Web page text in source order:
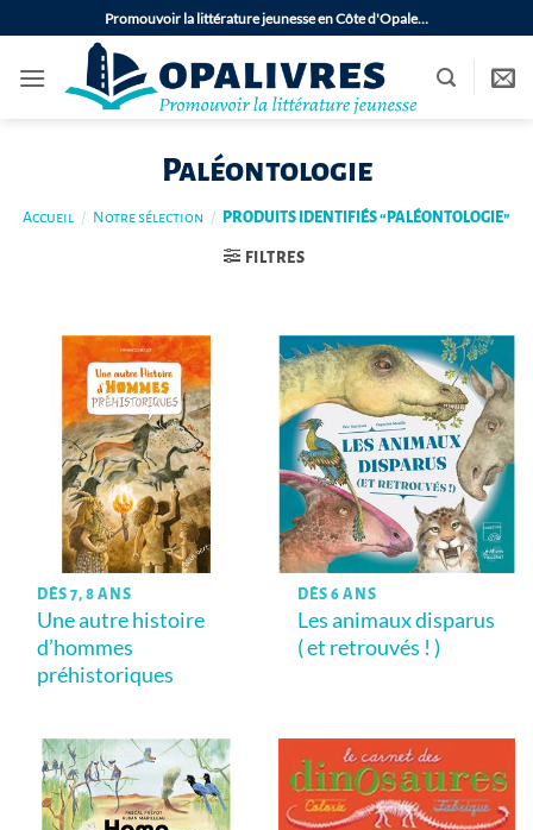
au
contenu
Promouvoir la littérature jeunesse en Côte d'Opale…
Paléontologie
Accueil / Notre sélection / PRODUITS IDENTIFIÉS “PALÉONTOLOGIE”
FILTRES
DÈS 7, 8 ANS
Une autre histoire
d’hommes
préhistoriques
DÈS 6 ANS
Les animaux disparus
( et retrouvés ! )